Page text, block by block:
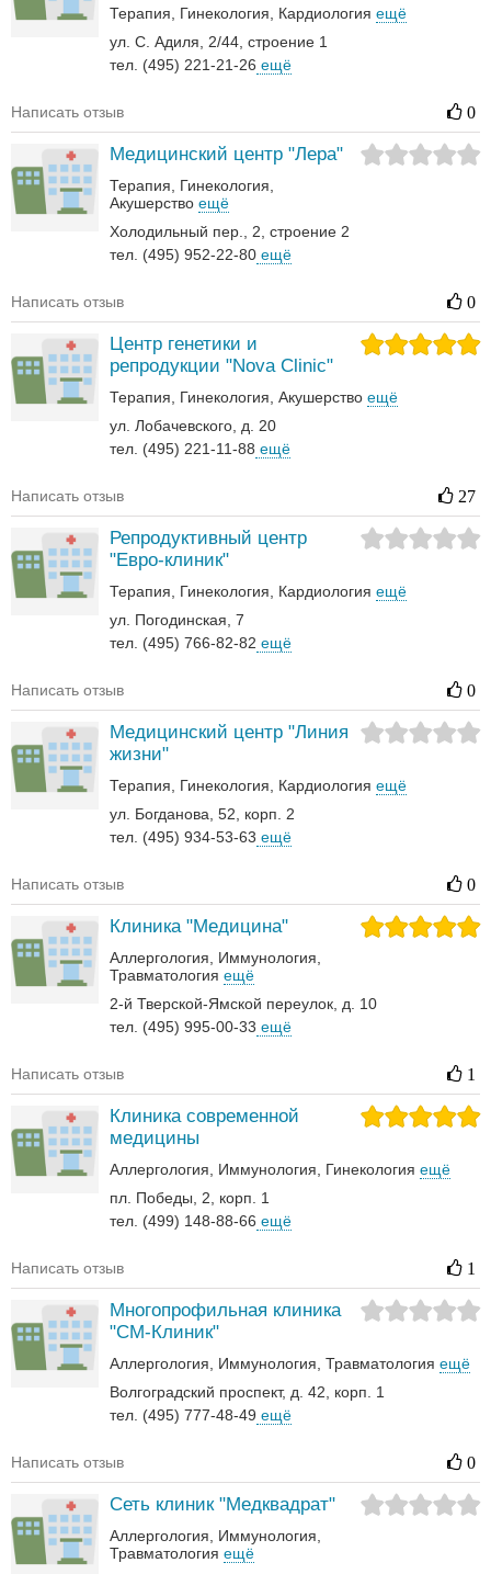
Терапия Гинекология Кардиология ещё
ул. С. Адиля, 2/44, строение 1
тел. (495) 221-21-26 ещё
Написать отзыв 0
Медицинский центр "Лера"
Терапия
Гинекология
Акушерство ещё
Холодильный пер., 2, строение 2
тел. (495) 952-22-80 ещё
Написать отзыв 0
Центр генетики и
репродукции "Nova Clinic"
Терапия Гинекология Акушерство ещё
ул. Лобачевского, д. 20
тел. (495) 221-11-88 ещё
Написать отзыв 27
Репродуктивный центр
"Евро-клиник"
Терапия Гинекология Кардиология ещё
ул. Погодинская, 7
тел. (495) 766-82-82 ещё
Написать отзыв 0
Медицинский центр "Линия
жизни"
Терапия Гинекология Кардиология ещё
ул. Богданова, 52, корп. 2
тел. (495) 934-53-63 ещё
Написать отзыв 0
Клиника "Медицина"
Аллергология
Иммунология
Травматология ещё
2-й Тверской-Ямской переулок, д. 10
тел. (495) 995-00-33 ещё
Написать отзыв 1
Клиника современной
медицины
Аллергология Иммунология Гинекология ещё
пл. Победы, 2, корп. 1
тел. (499) 148-88-66 ещё
Написать отзыв 1
Многопрофильная клиника
"СМ-Клиник"
Аллергология Иммунология Травматология ещё
Волгоградский проспект, д. 42, корп. 1
тел. (495) 777-48-49 ещё
Написать отзыв 0
Сеть клиник "Медквадрат"
Аллергология
Иммунология
Травматология ещё